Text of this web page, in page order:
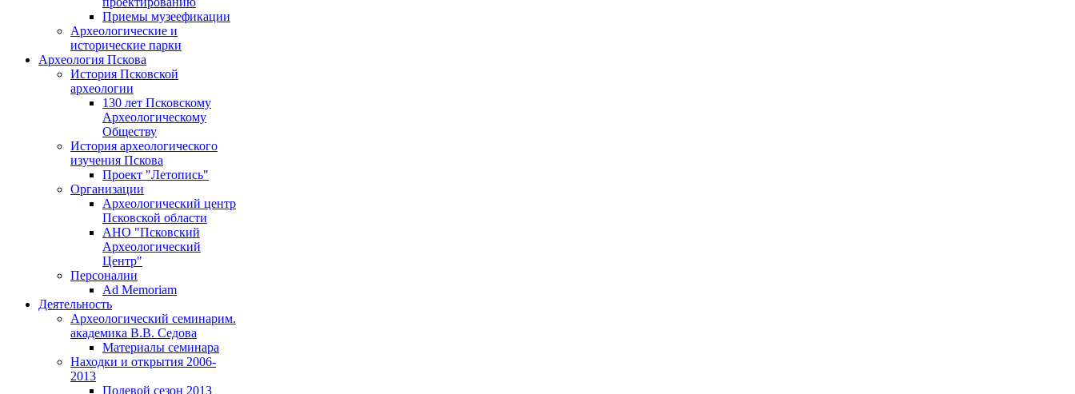
Приемы музеефикации
Археологические и
исторические парки
Археология Пскова
История Псковской
археологии
130 лет Псковскому
Археологическому
Обществу
История археологического
изучения Пскова
Проект "Летопись"
Организации
Археологический центр
Псковской области
АНО "Псковский
Археологический
Центр"
Персоналии
Ad Memoriam
Деятельность
Археологический семинарим.
академика В.В. Седова
Материалы семинара
Находки и открытия 2006-
2013
Полевой сезон 2013